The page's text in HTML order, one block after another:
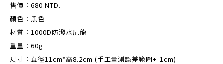
售價：680 NTD.
顏色：黑色
材質：1000D防潑水尼龍
重量：60g
尺寸：直徑11cm*高8.2cm (手工量測誤差範圍+-1cm)